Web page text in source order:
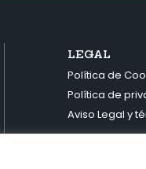
LEGAL
Política de
Política de
Aviso Legal y